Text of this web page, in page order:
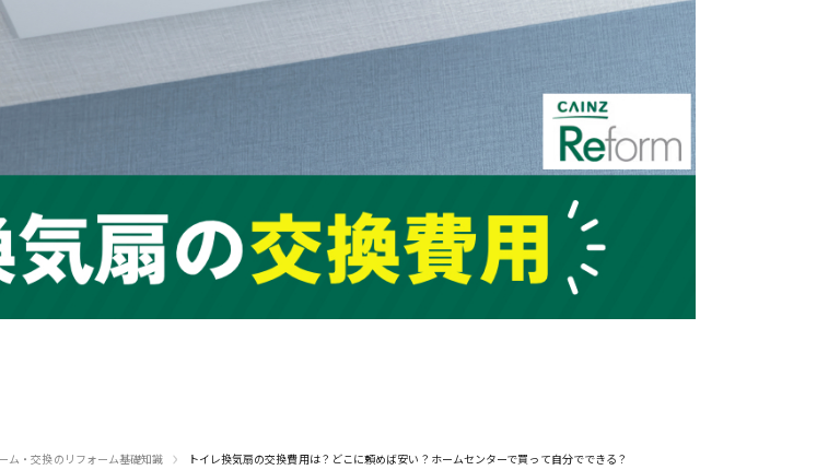
ム・交換のリフォーム基礎知識 › トイレ換気扇の交換費用は？どこに頼めば安い？ホームセンターで買って自分でできる？